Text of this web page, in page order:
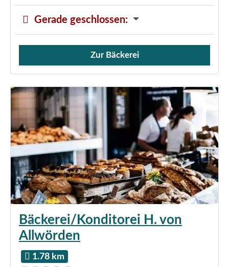
Gerade geschlossen:
Verkauf von Brötchen,
Zur Bäckerei
Bäckerei/Konditorei H. von
Allwörden
1.78 km